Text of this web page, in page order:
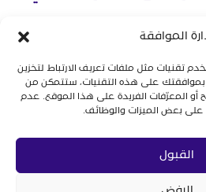
الموافقة
تقنيات مثل ملفات تعريف الارتباط لتخزين
بموافقتك على هذه التقنيات، ستتمكن من
أو المعرّفات الفريدة على هذا الموقع. عدم
على بعض الميزات والوظائف.
القبول
الفضاء القمرية المالية 2026
والاحتيال المالي
5
6
7